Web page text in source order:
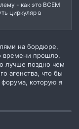
- как это ВСЕМ
циркуляр в
на бордюре,
времени прошло,
лучше поздно чем
агенства, что бы
которую я